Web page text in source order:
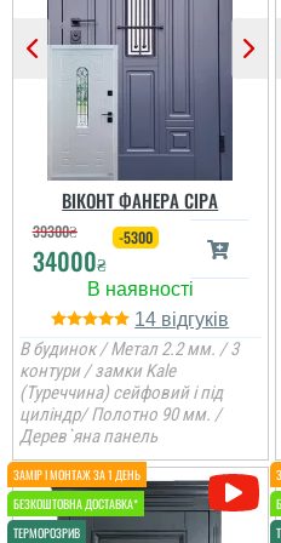
Коли дійсно по класній
ціні замовляєш собі
двері в будинок, а вони
виглядають в рази
дороще.
читати всі відгуки
ВІКОНТ ФАНЕРА СІРА
39300₴
34000₴
-5300
14
В будинок / Метал 2.2 мм. / 3
контури / замки Kale
(Туреччина) сейфовий і під
циліндр/ Полотно 90 мм. /
Дерев`яна панель